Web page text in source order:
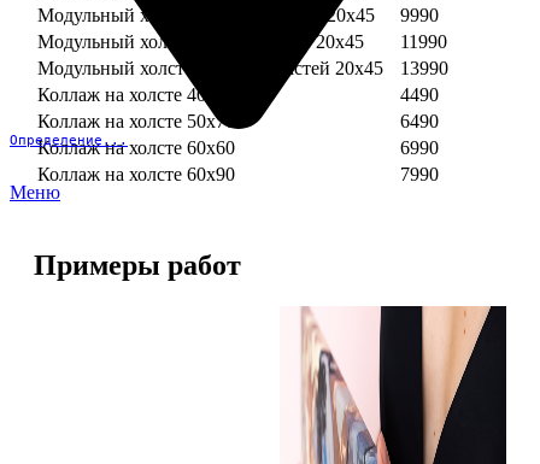
Определение...
Меню
Модульный холст из шести частей 20х45
9990
Модульный холст из семи частей 20х45
11990
Модульный холст из восьми частей 20х45
13990
Коллаж на холсте 40х40
4490
Коллаж на холсте 50х70
6490
Коллаж на холсте 60х60
6990
Коллаж на холсте 60х90
7990
Примеры работ